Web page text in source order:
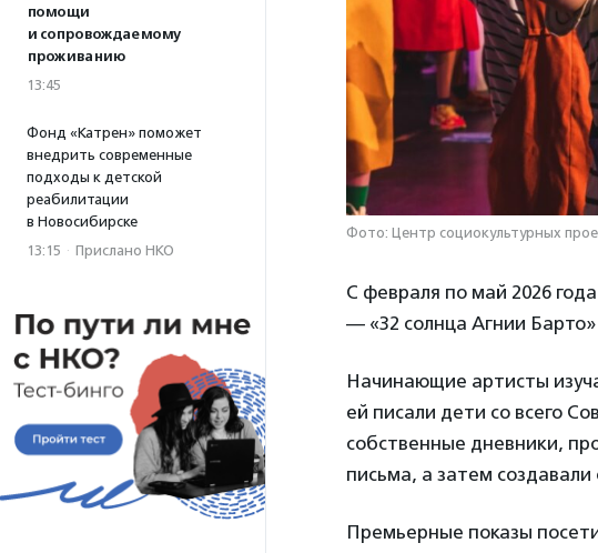
помощи
и сопровождаемому
проживанию
13:45
Фонд «Катрен» поможет
внедрить современные
подходы к детской
реабилитации
в Новосибирске
13:15 · Прислано НКО
Фото: Центр социокультурных
С февраля по май 2026 года
— «32 солнца Агнии
Начинающие артисты
ей писали дети со всего
собственные дневники,
письма, а затем
Премьерные показы